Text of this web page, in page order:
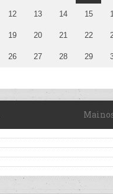
12 13 14 15
19 20 21 22
26 27 28 29